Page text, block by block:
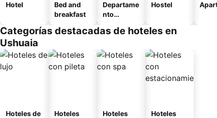
Hotel
Bed and
breakfast
Departame
nto
Hostel
Categorías destacadas de hoteles en
Ushuaia
Hoteles de
Hoteles
Hoteles
Hoteles